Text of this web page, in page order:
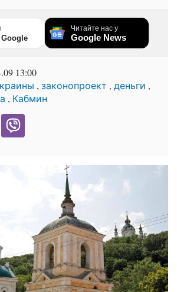
Читайте нас у
Google News
13:00
, законопроект , деньги ,
, Кабмин